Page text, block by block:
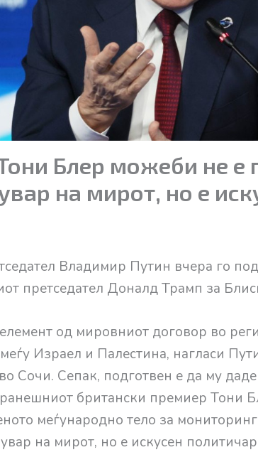
Блер можеби не е
на мирот, но е
Владимир Путин вчера го
претседател Доналд Трамп за
од мировниот договор во
Израел и Палестина, нагласи
Сочи. Сепак, подготвен e да му
британски премиер Тони
меѓународно тело за
на мирот, но е искусен